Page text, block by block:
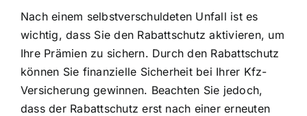
Nach einem selbstverschuldeten Unfall ist es
wichtig, dass Sie den Rabattschutz aktivieren, um
Ihre Prämien zu sichern. Durch den Rabattschutz
können Sie finanzielle Sicherheit bei Ihrer Kfz-
Versicherung gewinnen. Beachten Sie jedoch,
dass der Rabattschutz erst nach einer erneuten